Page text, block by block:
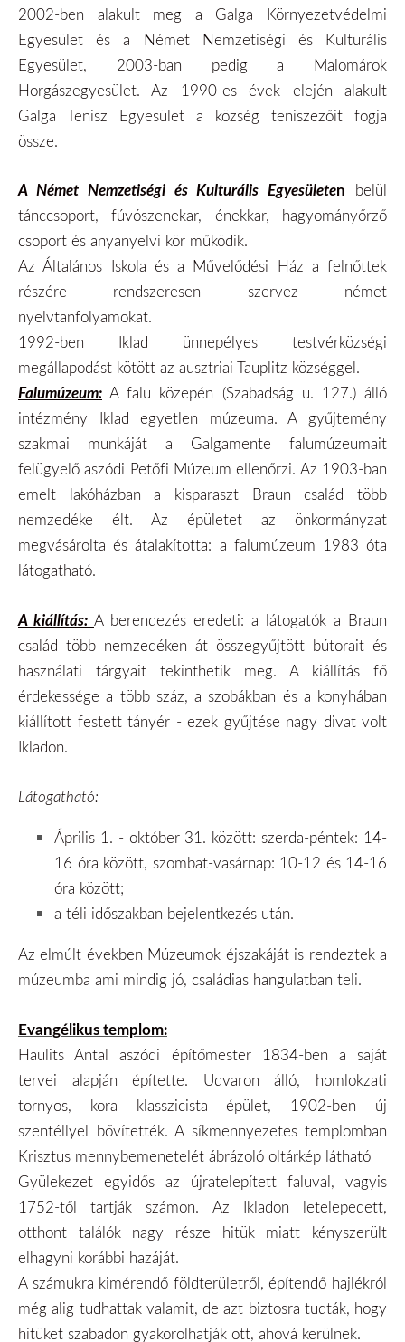
2002-ben alakult meg a Galga Környezetvédelmi
Egyesület és a Német Nemzetiségi és Kulturális
Egyesület, 2003-ban pedig a Malomárok
Horgászegyesület. Az 1990-es évek elején alakult
Galga Tenisz Egyesület a község teniszezőit fogja
össze.
A Német Nemzetiségi és Kulturális Egyesületen belül
tánccsoport, fúvószenekar, énekkar, hagyományőrző
csoport és anyanyelvi kör működik.
Az Általános Iskola és a Művelődési Ház a felnőttek
részére rendszeresen szervez német
nyelvtanfolyamokat.
1992-ben Iklad ünnepélyes testvérközségi
megállapodást kötött az ausztriai Tauplitz községgel.
Falumúzeum: A falu közepén (Szabadság u. 127.) álló
intézmény Iklad egyetlen múzeuma. A gyűjtemény
szakmai munkáját a Galgamente falumúzeumait
felügyelő aszódi Petőfi Múzeum ellenőrzi. Az 1903-ban
emelt lakóházban a kisparaszt Braun család több
nemzedéke élt. Az épületet az önkormányzat
megvásárolta és átalakította: a falumúzeum 1983 óta
látogatható.
A kiállítás: A berendezés eredeti: a látogatók a Braun
család több nemzedéken át összegyűjtött bútorait és
használati tárgyait tekinthetik meg. A kiállítás fő
érdekessége a több száz, a szobákban és a konyhában
kiállított festett tányér - ezek gyűjtése nagy divat volt
Ikladon.
Látogatható:
Április 1. - október 31. között: szerda-péntek: 14-
16 óra között, szombat-vasárnap: 10-12 és 14-16
óra között;
a téli időszakban bejelentkezés után.
Az elmúlt években Múzeumok éjszakáját is rendeztek a
múzeumba ami mindig jó, családias hangulatban teli.
Evangélikus templom:
Haulits Antal aszódi építőmester 1834-ben a saját
tervei alapján építette. Udvaron álló, homlokzati
tornyos, kora klasszicista épület, 1902-ben új
szentéllyel bővítették. A síkmennyezetes templomban
Krisztus mennybemenetelét ábrázoló oltárkép látható
Gyülekezet egyidős az újratelepített faluval, vagyis
1752-től tartják számon. Az Ikladon letelepedett,
otthont találók nagy része hitük miatt kényszerült
elhagyni korábbi hazáját.
A számukra kimérendő földterületről, építendő hajlékról
még alig tudhattak valamit, de azt biztosra tudták, hogy
hitüket szabadon gyakorolhatják ott, ahová kerülnek.